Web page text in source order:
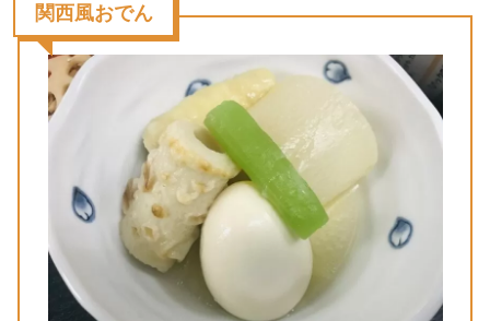
関西風おでん